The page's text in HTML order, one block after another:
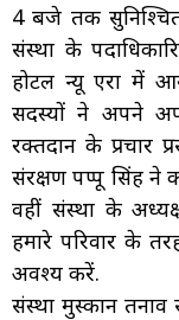
4 बजे तक
संस्था के
होटल न्यू एरा में
सदस्यों ने अपने
रक्तदान के प्रचार
संरक्षण पप्पू सिंह ने
वहीं संस्था के
हमारे परिवार के
अवश्य करें.
संस्था मुस्कान तनाव